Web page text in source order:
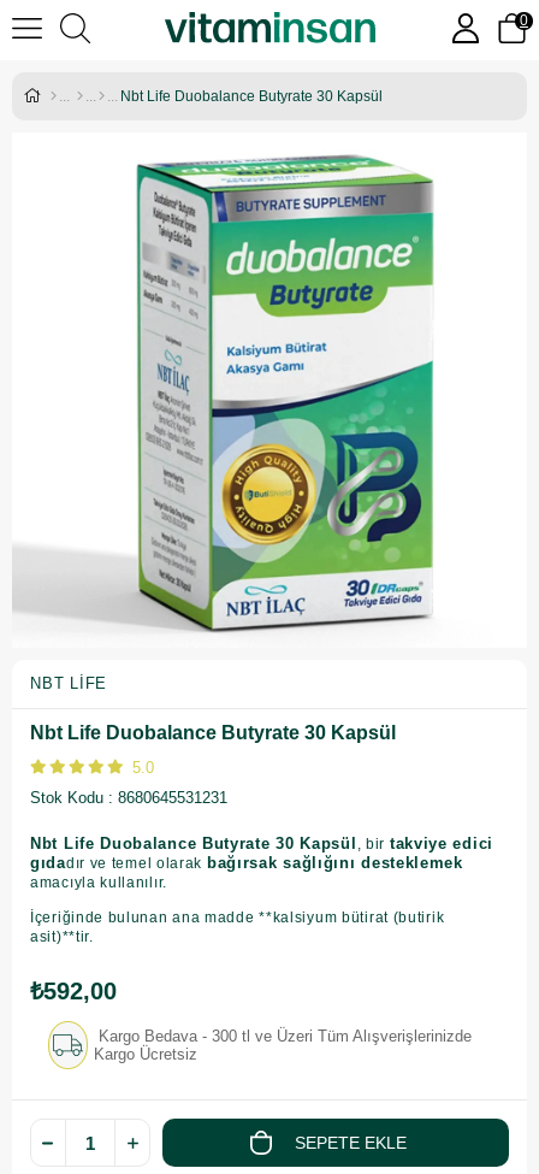
0
Nbt Life Duobalance Butyrate 30 Kapsül
NBT LIFE
Nbt Life Duobalance Butyrate 30 Kapsül
5.0
Stok Kodu
8680645531231
Nbt Life Duobalance Butyrate 30 Kapsül , bir takviye edici
gıdadır ve temel olarak bağırsak sağlığını desteklemek
amacıyla kullanılır.
İçeriğinde bulunan ana madde **kalsiyum bütirat (butirik
asit)**tir.
₺592,00
Kargo Bedava - 300 tl ve Üzeri Tüm Alışverişlerinizde
Kargo Ücretsiz